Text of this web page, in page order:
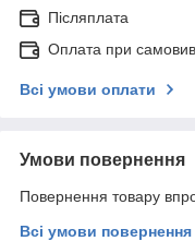
Післяплата
Оплата при
Всі умови оплати
Умови повернення
Повернення товару
Всі умови повернення